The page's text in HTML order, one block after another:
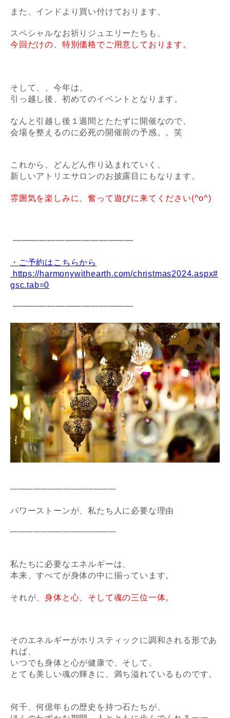
また、インドより買い付けております、
スペシャルなお祈りジュエリーたちも、
今回だけの、特別価格でご用意しております。
そして、、今年は、
引っ越し後、初めてのイベントとなります。
なんと引越し後１週間とたたずに開催なので、
会場を整えるのに必死の開催前の予感。。笑
これから、どんどん作り込まれていく、
新しいアトリエサロンのお披露目にもなります。
雰囲気を楽しみに、奮って遊びに来てください(^o^)
━━━━━━━━━━━━━━
・ご予約はこちらから
https://harmonywithearth.com/christmas2024.aspx#
gsc.tab=0
━━━━━━━━━━━━━━
━━━━━━━━━━━━━━
パワーストーンが、私たち人に必要な理由
━━━━━━━━━━━━━━
私たちに必要なエネルギーは、
本来、すべてが身体の中に揃っています。
それが、身体と心、そして魂の三位一体。
そのエネルギーがホリスティックに調和される形であ
れば、
いつでも身体と心が健康で、そして、
とても美しい魂の輝きに、満ち溢れているものです。
何千、何億年もの歴史を持つ石たちが、